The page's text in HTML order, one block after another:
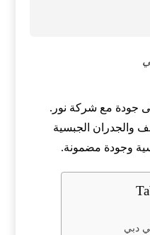
جودة مع شركة نور.
والجدران الجبسية
وجودة مضمونة.
دبي